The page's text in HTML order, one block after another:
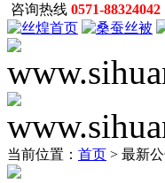
咨询热线 0571-88324042
当前位置： 首页 > 最新